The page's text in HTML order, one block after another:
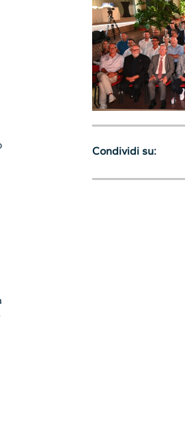
Condividi su: